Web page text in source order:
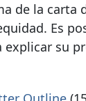
de la carta
Es
explicar su